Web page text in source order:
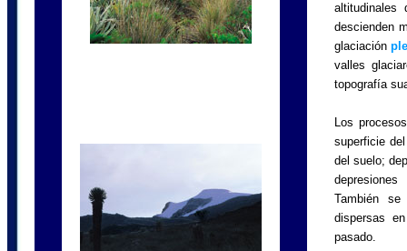
descienden
glaciación
valles
topografía
Los
superficie
del suelo;
También
dispersas
pasado.